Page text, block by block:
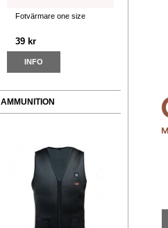
Fotvärmare one size
39 kr
INFO
AMMUNITION